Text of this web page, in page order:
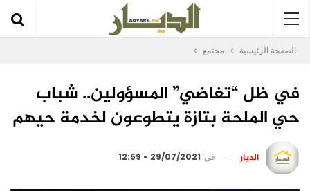
الصفحة الرئيسية مجتمع
في ظل “تغاضي” المسؤولين.. شباب
حي الملحة بتازة يتطوعون لخدمة حيهم
الديار في 29/07/2021 - 12:59